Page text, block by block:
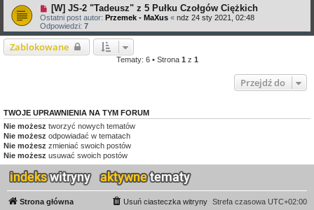
[W] JS-2 "Tadeusz" z 5 Pułku Czołgów Ciężkich
Ostatni post autor: Przemek - MaXus « ndz 24 sty 2021, 02:48
Odpowiedzi: 7
Zablokowane
Tematy: 6 • Strona 1 z 1
Przejdź do
TWOJE UPRAWNIENIA NA TYM FORUM
Nie możesz tworzyć nowych tematów
Nie możesz odpowiadać w tematach
Nie możesz zmieniać swoich postów
Nie możesz usuwać swoich postów
Strona główna Strefa czasowa UTC+02:00
Usuń ciasteczka witryny